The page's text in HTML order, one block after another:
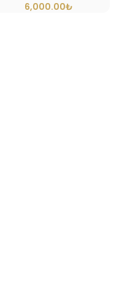
₺